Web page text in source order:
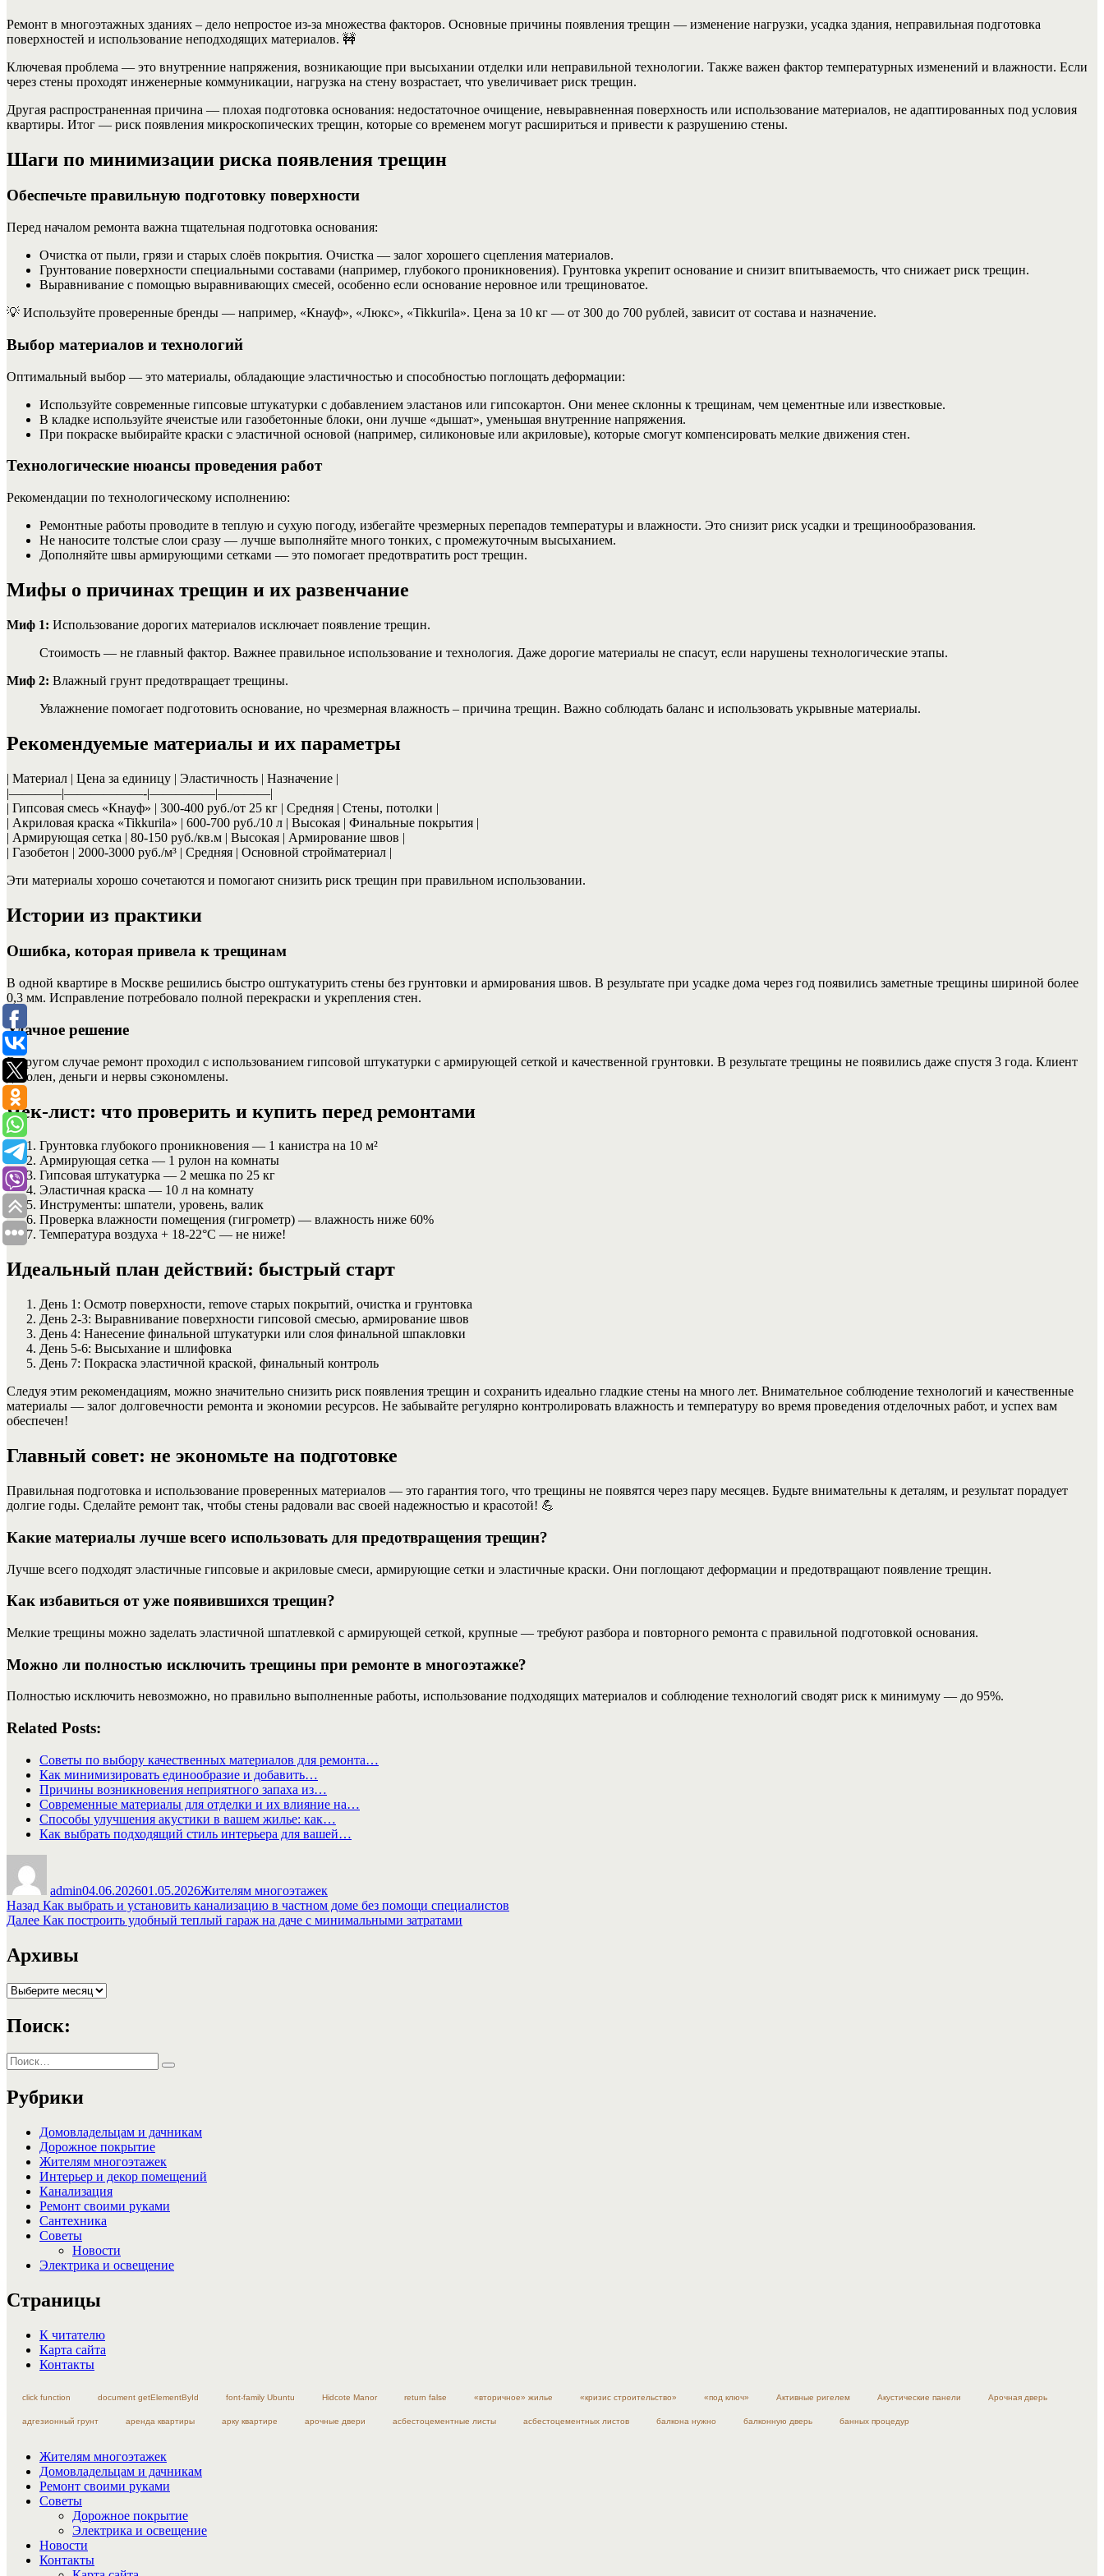
Ремонт в многоэтажных зданиях – дело непростое из-за множества факторов. Основные причины появления трещин — изменение нагрузки, усадка здания, неправильная подготовка
поверхностей и использование неподходящих материалов. 🚧
Ключевая проблема — это внутренние напряжения, возникающие при высыхании отделки или неправильной технологии. Также важен фактор температурных изменений и влажности. Если
через стены проходят инженерные коммуникации, нагрузка на стену возрастает, что увеличивает риск трещин.
Другая распространенная причина — плохая подготовка основания: недостаточное очищение, невыравненная поверхность или использование материалов, не адаптированных под условия
квартиры. Итог — риск появления микроскопических трещин, которые со временем могут расшириться и привести к разрушению стены.
Шаги по минимизации риска появления трещин
Обеспечьте правильную подготовку поверхности
Перед началом ремонта важна тщательная подготовка основания:
Очистка от пыли, грязи и старых слоёв покрытия. Очистка — залог хорошего сцепления материалов.
Грунтование поверхности специальными составами (например, глубокого проникновения). Грунтовка укрепит основание и снизит впитываемость, что снижает риск трещин.
Выравнивание с помощью выравнивающих смесей, особенно если основание неровное или трещиноватое.
💡 Используйте проверенные бренды — например, «Кнауф», «Люкс», «Tikkurila». Цена за 10 кг — от 300 до 700 рублей, зависит от состава и назначение.
Выбор материалов и технологий
Оптимальный выбор — это материалы, обладающие эластичностью и способностью поглощать деформации:
Используйте современные гипсовые штукатурки с добавлением эластанов или гипсокартон. Они менее склонны к трещинам, чем цементные или известковые.
В кладке используйте ячеистые или газобетонные блоки, они лучше «дышат», уменьшая внутренние напряжения.
При покраске выбирайте краски с эластичной основой (например, силиконовые или акриловые), которые смогут компенсировать мелкие движения стен.
Технологические нюансы проведения работ
Рекомендации по технологическому исполнению:
Ремонтные работы проводите в теплую и сухую погоду, избегайте чрезмерных перепадов температуры и влажности. Это снизит риск усадки и трещинообразования.
Не наносите толстые слои сразу — лучше выполняйте много тонких, с промежуточным высыханием.
Дополняйте швы армирующими сетками — это помогает предотвратить рост трещин.
Мифы о причинах трещин и их развенчание
Миф 1: Использование дорогих материалов исключает появление трещин.
Стоимость — не главный фактор. Важнее правильное использование и технология. Даже дорогие материалы не спасут, если нарушены технологические этапы.
Миф 2: Влажный грунт предотвращает трещины.
Увлажнение помогает подготовить основание, но чрезмерная влажность – причина трещин. Важно соблюдать баланс и использовать укрывные материалы.
Рекомендуемые материалы и их параметры
| Материал | Цена за единицу | Эластичность | Назначение |
|————|——————-|—————|————|
| Гипсовая смесь «Кнауф» | 300-400 руб./от 25 кг | Средняя | Стены, потолки |
| Акриловая краска «Tikkurila» | 600-700 руб./10 л | Высокая | Финальные покрытия |
| Армирующая сетка | 80-150 руб./кв.м | Высокая | Армирование швов |
| Газобетон | 2000-3000 руб./м³ | Средняя | Основной стройматериал |
Эти материалы хорошо сочетаются и помогают снизить риск трещин при правильном использовании.
Истории из практики
Ошибка, которая привела к трещинам
В одной квартире в Москве решились быстро оштукатурить стены без грунтовки и армирования швов. В результате при усадке дома через год появились заметные трещины шириной более
0,3 мм. Исправление потребовало полной перекраски и укрепления стен.
Удачное решение
В другом случае ремонт проходил с использованием гипсовой штукатурки с армирующей сеткой и качественной грунтовки. В результате трещины не появились даже спустя 3 года. Клиент
доволен, деньги и нервы сэкономлены.
Чек-лист: что проверить и купить перед ремонтами
Грунтовка глубокого проникновения — 1 канистра на 10 м²
Армирующая сетка — 1 рулон на комнаты
Гипсовая штукатурка — 2 мешка по 25 кг
Эластичная краска — 10 л на комнату
Инструменты: шпатели, уровень, валик
Проверка влажности помещения (гигрометр) — влажность ниже 60%
Температура воздуха + 18-22°C — не ниже!
Идеальный план действий: быстрый старт
День 1: Осмотр поверхности, remove старых покрытий, очистка и грунтовка
День 2-3: Выравнивание поверхности гипсовой смесью, армирование швов
День 4: Нанесение финальной штукатурки или слоя финальной шпакловки
День 5-6: Высыхание и шлифовка
День 7: Покраска эластичной краской, финальный контроль
Следуя этим рекомендациям, можно значительно снизить риск появления трещин и сохранить идеально гладкие стены на много лет. Внимательное соблюдение технологий и качественные
материалы — залог долговечности ремонта и экономии ресурсов. Не забывайте регулярно контролировать влажность и температуру во время проведения отделочных работ, и успех вам
обеспечен!
Главный совет: не экономьте на подготовке
Правильная подготовка и использование проверенных материалов — это гарантия того, что трещины не появятся через пару месяцев. Будьте внимательны к деталям, и результат порадует
долгие годы. Сделайте ремонт так, чтобы стены радовали вас своей надежностью и красотой! 💪
Какие материалы лучше всего использовать для предотвращения трещин?
Лучше всего подходят эластичные гипсовые и акриловые смеси, армирующие сетки и эластичные краски. Они поглощают деформации и предотвращают появление трещин.
Как избавиться от уже появившихся трещин?
Мелкие трещины можно заделать эластичной шпатлевкой с армирующей сеткой, крупные — требуют разбора и повторного ремонта с правильной подготовкой основания.
Можно ли полностью исключить трещины при ремонте в многоэтажке?
Полностью исключить невозможно, но правильно выполненные работы, использование подходящих материалов и соблюдение технологий сводят риск к минимуму — до 95%.
Related Posts:
Советы по выбору качественных материалов для ремонта…
Как минимизировать единообразие и добавить…
Причины возникновения неприятного запаха из…
Современные материалы для отделки и их влияние на…
Способы улучшения акустики в вашем жилье: как…
Как выбрать подходящий стиль интерьера для вашей…
admin04.06.202601.05.2026Жителям многоэтажек
Навигация
по
записям
Назад Предыдущая
запись:
Как выбрать и установить канализацию в частном доме без помощи специалистов
Далее Следующая
Как построить удобный теплый гараж на даче с минимальными затратами
Архивы
Архивы
Поиск:
Искать:
Поиск
Рубрики
Домовладельцам и дачникам
Дорожное покрытие
Жителям многоэтажек
Интерьер и декор помещений
Канализация
Ремонт своими руками
Сантехника
Советы
Новости
Электрика и освещение
Страницы
К читателю
Карта сайта
Контакты
click function document getElementById font-family Ubuntu Hidcote Manor return false «вторичное» жилье «кризис строительство» «под ключ» Активные ригелем Акустические панели Арочная дверь
адгезионный грунт аренда квартиры арку квартире арочные двери асбестоцементные листы асбестоцементных листов балкона нужно балконную дверь банных процедур
Жителям многоэтажек
Домовладельцам и дачникам
Ремонт своими руками
Советы
Дорожное покрытие
Электрика и освещение
Новости
Контакты